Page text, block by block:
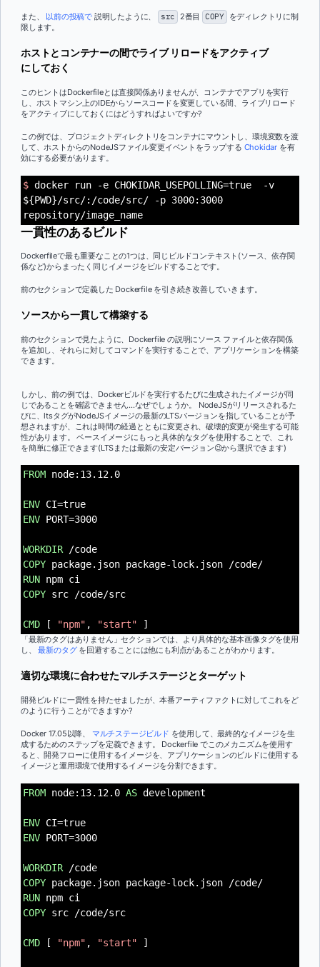
また、 以前の投稿で 説明したように、 src 2番目 COPY をディレクトリに制
限します。
ホストとコンテナーの間でライブ リロードをアクティブ
にしておく
このヒントはDockerfileとは直接関係ありませんが、コンテナでアプリを実行
し、ホストマシン上のIDEからソースコードを変更している間、ライブリロード
をアクティブにしておくにはどうすればよいですか?
この例では、プロジェクトディレクトリをコンテナにマウントし、環境変数を渡
して、ホストからのNodeJSファイル変更イベントをラップする Chokidar を有
効にする必要があります。
$ docker run -e CHOKIDAR_USEPOLLING=true -v
${PWD}/src/:/code/src/ -p 3000:3000
repository/image_name
一貫性のあるビルド
Dockerfileで最も重要なことの1つは、同じビルドコンテキスト(ソース、依存関
係など)からまったく同じイメージをビルドすることです。
前のセクションで定義した Dockerfile を引き続き改善していきます。
ソースから一貫して構築する
前のセクションで見たように、Dockerfile の説明にソース ファイルと依存関係
を追加し、それらに対してコマンドを実行することで、アプリケーションを構築
できます。
しかし、前の例では、Dockerビルドを実行するたびに生成されたイメージが同
じであることを確認できません...なぜでしょうか。 NodeJSがリリースされるた
びに、ltsタグがNodeJSイメージの最新のLTSバージョンを指していることが予
想されますが、これは時間の経過とともに変更され、破壊的変更が発生する可能
性があります。 ベースイメージにもっと具体的なタグを使用することで、これ
を簡単に修正できます(LTSまたは最新の安定バージョン😉から選択できます)
FROM node:13.12.0
ENV CI=true
ENV PORT=3000
WORKDIR/code
COPY package.json package-lock.json /code/
RUN npm ci
COPY src /code/src
CMD [ "npm" , "start" ]
「最新のタグはありません」セクションでは、より具体的な基本画像タグを使用
し、最新のタグを回避することには他にも利点があることがわかります。
適切な環境に合わせたマルチステージとターゲット
開発ビルドに一貫性を持たせましたが、本番アーティファクトに対してこれをど
のように行うことができますか?
Docker 17.05以降、 マルチステージビルド を使用して、最終的なイメージを生
成するためのステップを定義できます。 Dockerfile でこのメカニズムを使用す
ると、開発フローに使用するイメージを、アプリケーションのビルドに使用する
イメージと運用環境で使用するイメージを分割できます。
FROM node:13.12.0 AS development
ENV CI=true
ENV PORT=3000
WORKDIR /code
COPY package.json package-lock.json /code/
RUN npm ci
COPY src /code/src
CMD [ "npm" , "start" ]